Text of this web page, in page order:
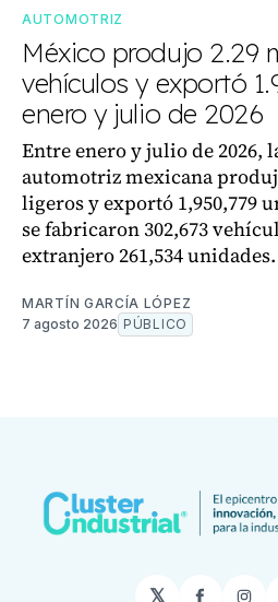
AUTOMOTRIZ
México produjo 2.29
vehículos y exportó
enero y julio de 2026
Entre enero y julio de 2026,
automotriz mexicana
ligeros y exportó 1,950,779
se fabricaron 302,673
extranjero 261,534 unidades.
MARTÍN GARCÍA LÓPEZ
7 agosto 2026 PÚBLICO
𝕏